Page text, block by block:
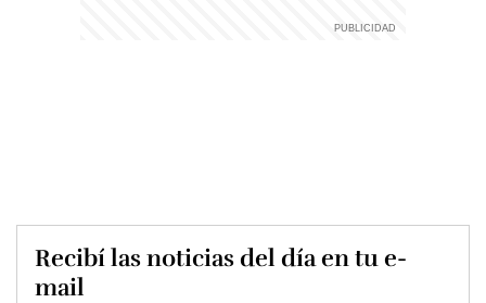
Recibí las noticias del día en tu e-
mail